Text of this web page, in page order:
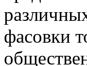
фасовки